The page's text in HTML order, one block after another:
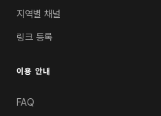
지역별 채널
링크 등록
이용 안내
FAQ